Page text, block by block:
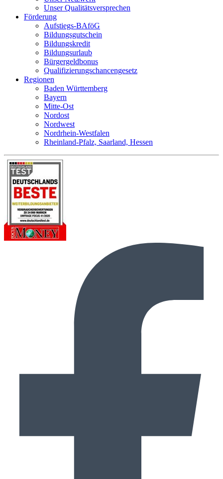
Unser Qualitätsversprechen
Förderung
Aufstiegs-BAföG
Bildungsgutschein
Bildungskredit
Bildungsurlaub
Bürgergeldbonus
Qualifizierungschancengesetz
Regionen
Baden Württemberg
Bayern
Mitte-Ost
Nordost
Nordwest
Nordrhein-Westfalen
Rheinland-Pfalz, Saarland, Hessen